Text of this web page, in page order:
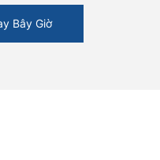
Bây Giờ